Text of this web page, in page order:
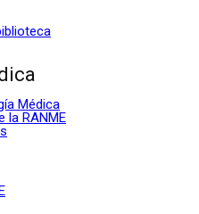
Médica
la RANME